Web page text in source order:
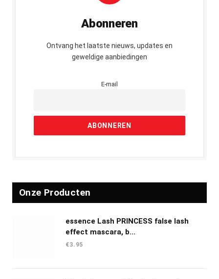
Abonneren
Ontvang het laatste nieuws, updates en
geweldige aanbiedingen
E-mail
Onze Producten
essence Lash PRINCESS false lash
effect mascara, b...
€3.95